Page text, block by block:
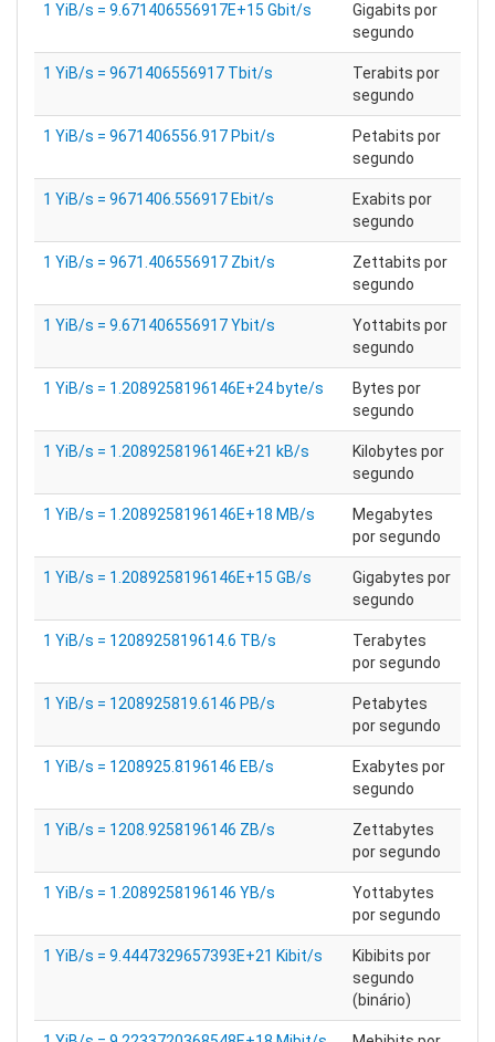
1 YiB/s = 9.671406556917E+15 Gbit/s
Gigabits por
segundo
1 YiB/s = 9671406556917 Tbit/s
Terabits por
segundo
1 YiB/s = 9671406556.917 Pbit/s
Petabits por
segundo
1 YiB/s = 9671406.556917 Ebit/s
Exabits por
segundo
1 YiB/s = 9671.406556917 Zbit/s
Zettabits por
segundo
1 YiB/s = 9.671406556917 Ybit/s
Yottabits por
segundo
1 YiB/s = 1.2089258196146E+24 byte/s
Bytes por
segundo
1 YiB/s = 1.2089258196146E+21 kB/s
Kilobytes por
segundo
1 YiB/s = 1.2089258196146E+18 MB/s
Megabytes
por segundo
1 YiB/s = 1.2089258196146E+15 GB/s
Gigabytes por
segundo
1 YiB/s = 1208925819614.6 TB/s
Terabytes
por segundo
1 YiB/s = 1208925819.6146 PB/s
Petabytes
por segundo
1 YiB/s = 1208925.8196146 EB/s
Exabytes por
segundo
1 YiB/s = 1208.9258196146 ZB/s
Zettabytes
por segundo
1 YiB/s = 1.2089258196146 YB/s
Yottabytes
por segundo
1 YiB/s = 9.4447329657393E+21 Kibit/s
Kibibits por
segundo
(binário)